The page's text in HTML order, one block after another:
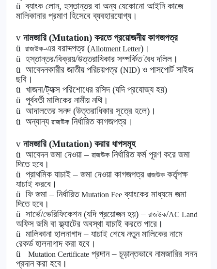
ü ব্যাংক লোন, হস্তান্তর বা অন্য যেকোনো আইনি কাজে
মালিকানার প্রমাণ হিসেবে ব্যবহারযোগ্য।
v নামজারি (Mutation) করতে প্রয়োজনীয় কাগজপত্র
ü
রাজউক-এর বরাদ্দপত্র (Allotment Letter)।
ü হস্তান্তর/বিক্রয়/উত্তরাধিকার সম্পর্কিত বৈধ দলিল।
ü আবেদনকারীর জাতীয় পরিচয়পত্র (NID) ও পাসপোর্ট সাইজ
ছবি।
ü খাজনা/ট্যাক্স পরিশোধের রসিদ (যদি প্রযোজ্য হয়)
ü পূর্ববর্তী মালিকের নামীয় নথি।
ü আদালতের সনদ (উত্তরাধিকার সূত্রে হলে)।
ü অন্যান্য রাজউক নির্ধারিত কাগজপত্র।
v নামজারি (Mutation) করার ধাপসমূহ
ü আবেদন জমা দেওয়া – রাজউক নির্ধারিত ফর্ম পূরণ করে জমা
দিতে হবে।
ü প্রাথমিক যাচাই – জমা দেওয়া কাগজপত্র রাজউক কর্তৃপক্ষ
যাচাই করবে।
ü ফি জমা – নির্ধারিতMutation Fee ব্যাংকের মাধ্যমে জমা
দিতে হবে।
ü সার্ভে/ভেরিফিকেশন (যদি প্রয়োজন হয়) – রাজউক/AC Land
অফিস জমি বা ফ্ল্যাটের অবস্থা যাচাই করতে পারে।
ü মালিকানা হালনাগাদ – যাচাই শেষে নতুন মালিকের নামে
রেকর্ড হালনাগাদ করা হবে।
ü
Mutation Certificate প্রদান – চূড়ান্তভাবে নামজারির সনদ
প্রদান করা হবে।